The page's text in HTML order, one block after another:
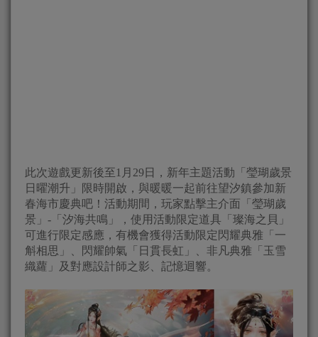
此次遊戲更新後至1月29日，新年主題活動「瑩瑚歲景
日曜潮升」限時開啟，與暖暖一起前往望汐鎮參加新
春海市慶典吧！活動期間，玩家點擊主介面「瑩瑚歲
景」-「汐海共鳴」，使用活動限定道具「璨海之貝」
可進行限定感應，有機會獲得活動限定閃耀典雅「一
斛相思」、閃耀帥氣「日貫長虹」、非凡典雅「玉雪
織蘿」及對應設計師之影、記憶迴響。